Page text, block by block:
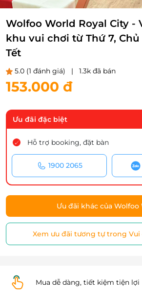
Wolfoo World Royal City -
khu vui chơi từ Thứ 7, Chủ
Tết
5.0 (1 đánh giá) | 1.3k đã bán
153.000 đ
Ưu đãi đặc biệt
Hỗ trợ booking, đặt bàn
1900 2065
Ưu đãi khác của Wolfoo
Xem ưu đãi tương tự trong Vui
Mua dễ dàng, tiết kiệm tiện lợi